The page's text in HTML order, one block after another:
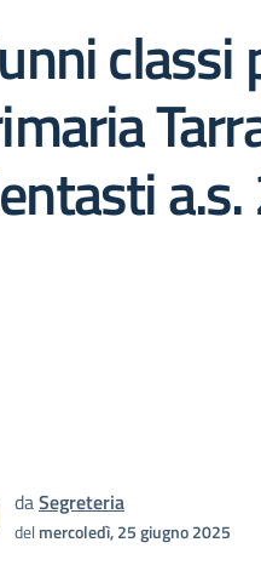
classi
daSegreteria
delmercoledì, 25 giugno 2025